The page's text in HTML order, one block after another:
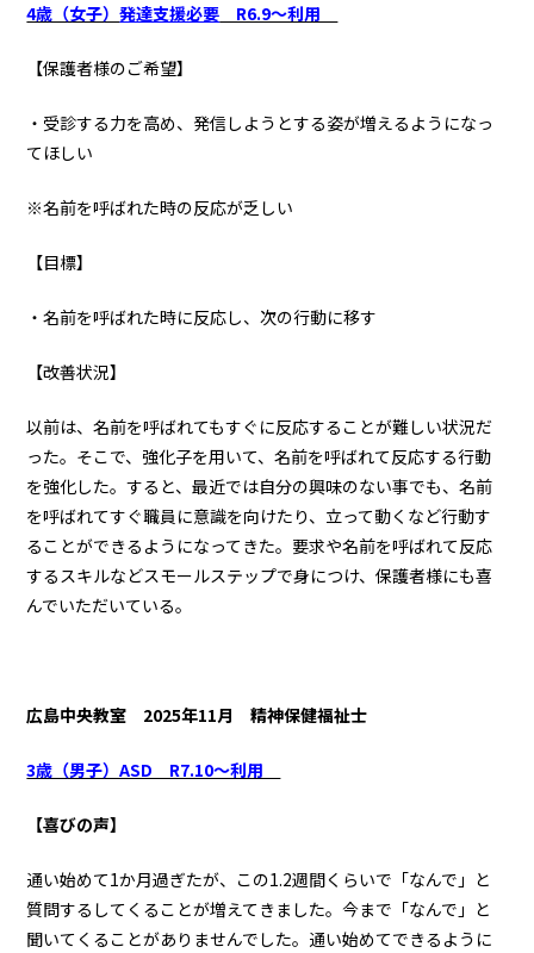
4歳（女子）発達支援必要 R6.9～利用
【保護者様のご希望】
・受診する力を高め、発信しようとする姿が増えるようになっ
てほしい
※名前を呼ばれた時の反応が乏しい
【目標】
・名前を呼ばれた時に反応し、次の行動に移す
【改善状況】
以前は、名前を呼ばれてもすぐに反応することが難しい状況だ
った。そこで、強化子を用いて、名前を呼ばれて反応する行動
を強化した。すると、最近では自分の興味のない事でも、名前
を呼ばれてすぐ職員に意識を向けたり、立って動くなど行動す
ることができるようになってきた。要求や名前を呼ばれて反応
するスキルなどスモールステップで身につけ、保護者様にも喜
んでいただいている。
広島中央教室 2025年11月 精神保健福祉士
3歳（男子）ASD R7.10～利用
【喜びの声】
通い始めて1か月過ぎたが、この1.2週間くらいで「なんで」と
質問するしてくることが増えてきました。今まで「なんで」と
聞いてくることがありませんでした。通い始めてできるように